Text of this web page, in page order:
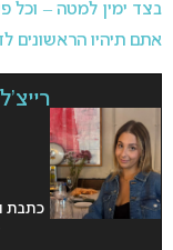
בצד ימין למטה – וכל
אתם תיהיו הראשונים
כתבת